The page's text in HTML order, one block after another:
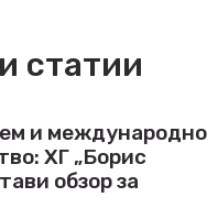
статии
и международно
ХГ „Борис
обзор за